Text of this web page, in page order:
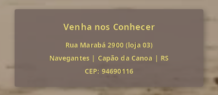
Venha nos Conhecer
Rua Marabá 2900 (loja 03)
Navegantes | Capão da Canoa | RS
CEP: 94690116